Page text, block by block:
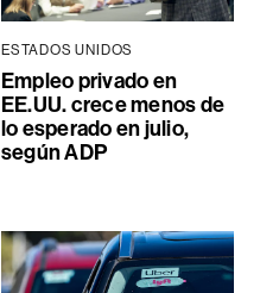
ESTADOS UNIDOS
Empleo privado en
EE.UU. crece menos de
lo esperado en julio,
según ADP